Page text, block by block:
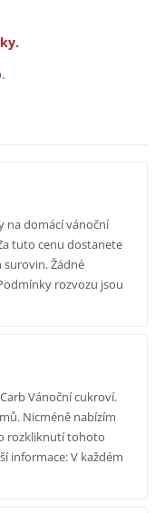
.
.
na domácí vánoční
tuto cenu dostanete
Žádné
rozvozu jsou
Vánoční cukroví.
Nicméně nabízím
rozkliknutí tohoto
informace: V každém